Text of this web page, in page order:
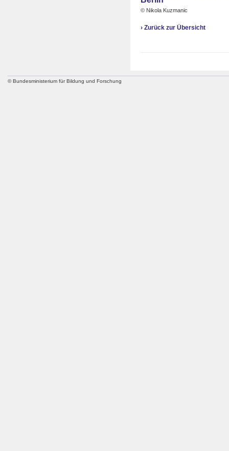
© Nikola Kuzmanic
› Zurück zur Übersicht
© Bundesministerium für Bildung und Forschung